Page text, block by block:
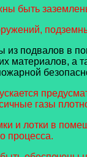
быть
подвалов в
материалов, а
газы
и лотки в
процесса.